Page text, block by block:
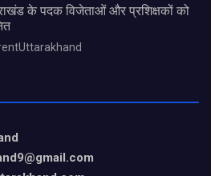
के पदक विजेताओं और प्रशिक्षकों को
@gmail.com